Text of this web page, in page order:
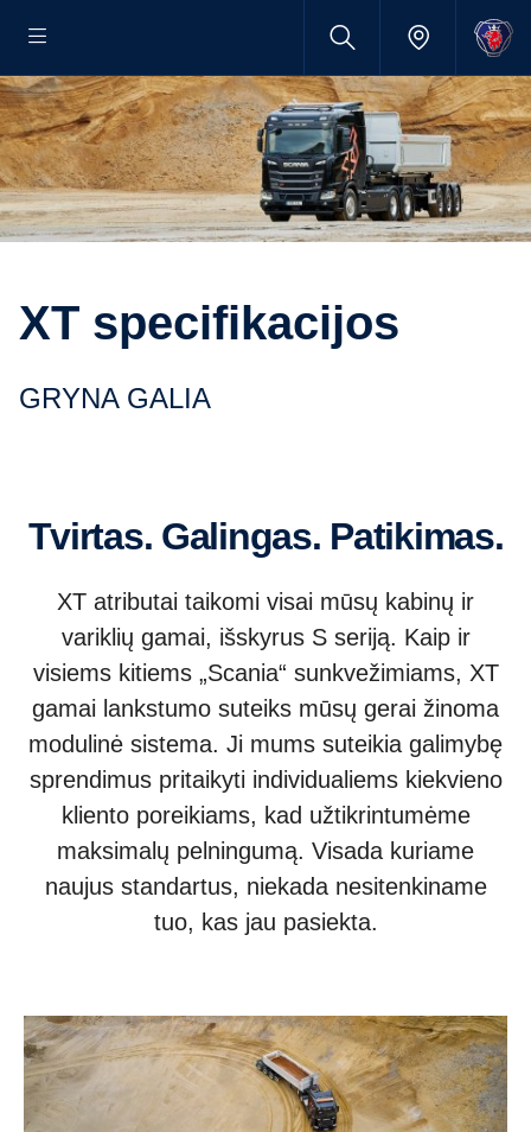
XT specifikacijos
GRYNA GALIA
Tvirtas. Galingas. Patikimas.
XT atributai taikomi visai mūsų kabinų ir
variklių gamai, išskyrus S seriją. Kaip ir
visiems kitiems „Scania“ sunkvežimiams, XT
gamai lankstumo suteiks mūsų gerai žinoma
modulinė sistema. Ji mums suteikia galimybę
sprendimus pritaikyti individualiems kiekvieno
kliento poreikiams, kad užtikrintumėme
maksimalų pelningumą. Visada kuriame
naujus standartus, niekada nesitenkiname
tuo, kas jau pasiekta.